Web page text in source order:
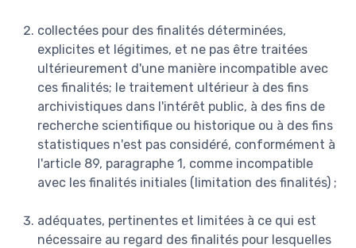
collectées pour des finalités déterminées,
explicites et légitimes, et ne pas être traitées
ultérieurement d'une manière incompatible avec
ces finalités; le traitement ultérieur à des fins
archivistiques dans l'intérêt public, à des fins de
recherche scientifique ou historique ou à des fins
statistiques n'est pas considéré, conformément à
l'article 89, paragraphe 1, comme incompatible
avec les finalités initiales (limitation des finalités) ;
adéquates, pertinentes et limitées à ce qui est
nécessaire au regard des finalités pour lesquelles